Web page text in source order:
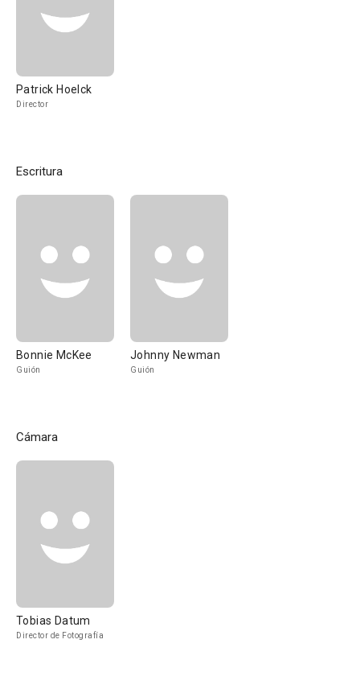
Patrick Hoelck
Director
Escritura
Bonnie McKee
Guión
Johnny Newman
Guión
Cámara
Tobias Datum
Director de Fotografía